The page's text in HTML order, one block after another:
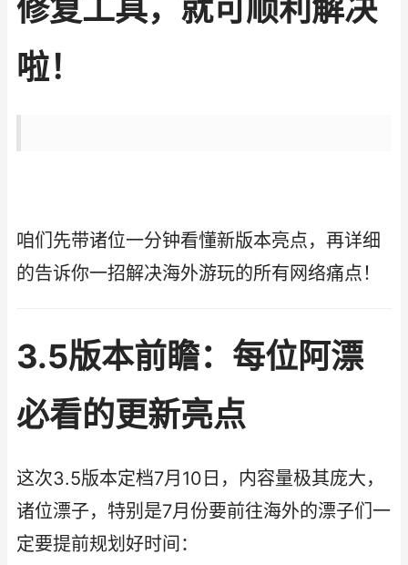
修复工具，就可顺利解决
啦！
咱们先带诸位一分钟看懂新版本亮点，再详细
的告诉你一招解决海外游玩的所有网络痛点！
3.5版本前瞻：每位阿漂
必看的更新亮点
这次3.5版本定档7月10日，内容量极其庞大，
诸位漂子，特别是7月份要前往海外的漂子们一
定要提前规划好时间：